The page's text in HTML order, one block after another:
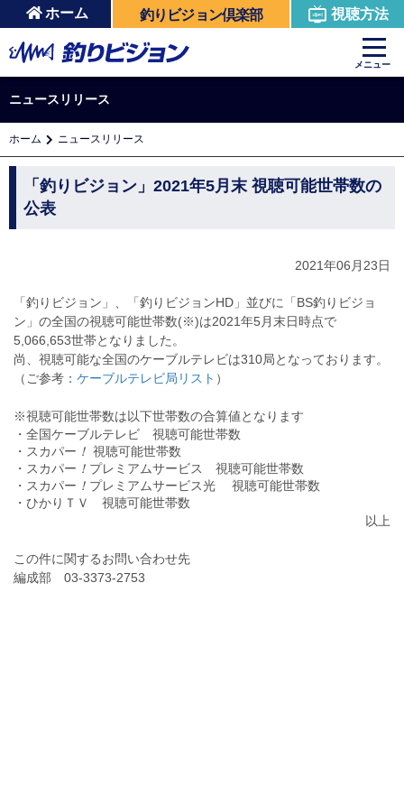
ホーム 釣りビジョン倶楽部 視聴方法
メニュー
ニュースリリース
ホーム ニュースリリース
「釣りビジョン」2021年5月末 視聴可能世帯数の
公表
2021年06月23日
「釣りビジョン」、「釣りビジョンHD」並びに「BS釣りビジョ
ン」の全国の視聴可能世帯数(※)は2021年5月末日時点で
5,066,653世帯となりました。
尚、視聴可能な全国のケーブルテレビは310局となっております。
（ご参考： ケーブルテレビ局リスト ）
※視聴可能世帯数は以下世帯数の合算値となります
・全国ケーブルテレビ 視聴可能世帯数
・スカパー ！ 視聴可能世帯数
・スカパー ！ プレミアムサービス 視聴可能世帯数
・スカパー ！ プレミアムサービス光 視聴可能世帯数
・ひかりＴＶ 視聴可能世帯数
以上
この件に関するお問い合わせ先
編成部 03-3373-2753